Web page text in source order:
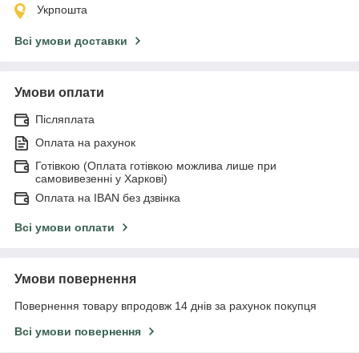
Укрпошта
Всі умови доставки
Умови оплати
Післяплата
Оплата на рахунок
Готівкою (Оплата готівкою можлива лише при
самовивезенні у Харкові)
Оплата на IBAN без дзвінка
Всі умови оплати
Умови повернення
Повернення товару впродовж 14 днів за рахунок покупця
Всі умови повернення